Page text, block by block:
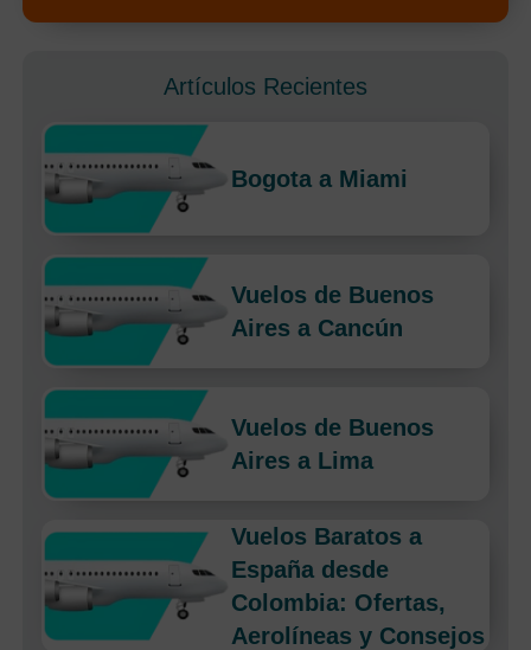
Artículos Recientes
Bogota a Miami
Vuelos de Buenos
Aires a Cancún
Vuelos de Buenos
Aires a Lima
Vuelos Baratos a
España desde
Colombia: Ofertas,
Aerolíneas y Consejos